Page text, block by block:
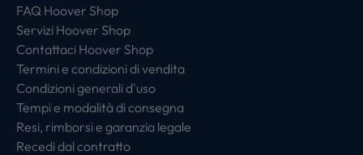
FAQ Hoover Shop
Servizi Hoover Shop
Contattaci Hoover Shop
Termini e condizioni di vendita
Condizioni generali d'uso
Tempi e modalità di consegna
Resi, rimborsi e garanzia legale
Recedi dal contratto